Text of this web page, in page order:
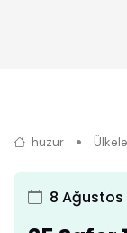
huzur
8